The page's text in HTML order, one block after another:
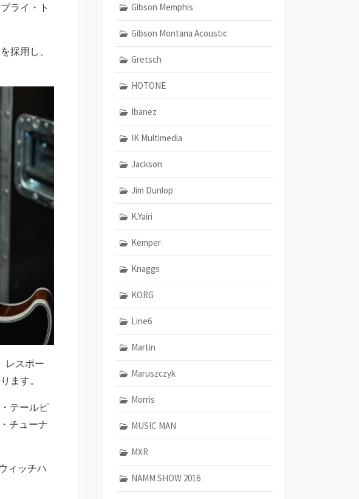
ライ・ト
採用し、
レスポー
ます。
テールピ
チューナ
ィッチハ
Gibson Memphis
Gibson Montana Acoustic
Gretsch
HOTONE
Ibanez
IK Multimedia
Jackson
Jim Dunlop
K.Yairi
Kemper
Knaggs
KORG
Line6
Martin
Maruszczyk
Morris
MUSIC MAN
MXR
NAMM SHOW 2016